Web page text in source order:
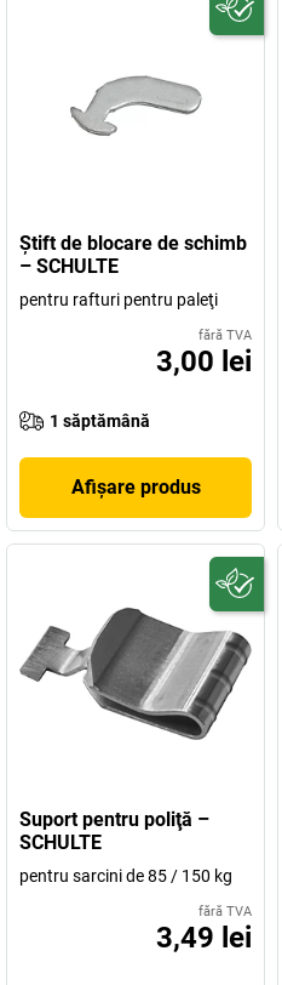
Ştift de blocare de schimb
– SCHULTE
pentru rafturi pentru paleţi
fără TVA
3,00 lei
1 săptămână
Afișare produs
Suport pentru poliţă –
SCHULTE
pentru sarcini de 85 / 150 kg
fără TVA
3,49 lei